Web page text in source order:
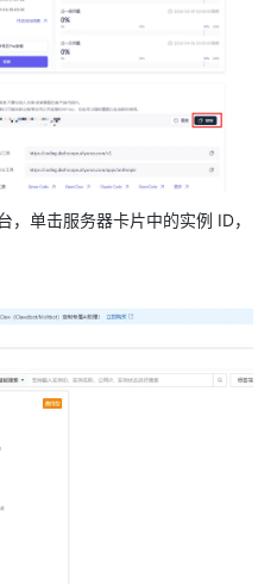
，单击服务器卡片中的实例 ID，